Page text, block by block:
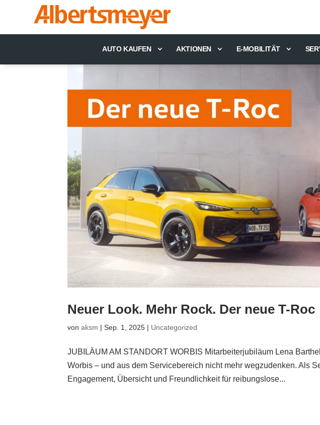
AUTO KAUFEN AKTIONEN E-MOBILITÄT
Neuer Look. Mehr Rock. Der neue T-Roc
vonaksm |Sep. 1, 2025 | Uncategorized
JUBILÄUM AM STANDORT WORBIS Mitarbeiterjubiläum Lena
Worbis – und aus dem Servicebereich nicht mehr wegzudenken. Als
Engagement, Übersicht und Freundlichkeit für reibungslose...